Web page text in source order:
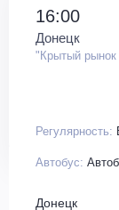
16:00
Донецк
"Крытый
Регулярность:
Автобус:
Донецк